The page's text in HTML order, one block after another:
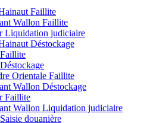
Faillite
Wallon Faillite
Liquidation judiciaire
Déstockage
Orientale Faillite
Wallon Déstockage
Faillite
Wallon Liquidation judiciaire
douanière